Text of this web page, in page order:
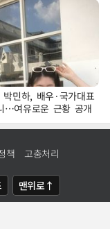
민하, 배우·국가대표
…여유로운 근황 공개
책 고충처리
맨위로↑